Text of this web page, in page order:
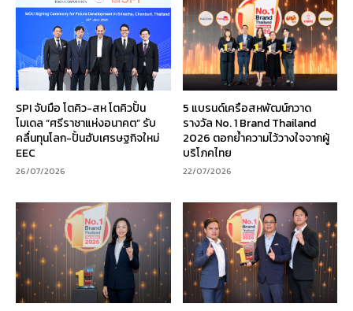
SPI จับมือ โตคิว-สห โตคิวปั้น
โมเดล “ศรีราชาแห่งอนาคต” รับ
คลื่นทุนโลก-ปั้นฮับเศรษฐกิจใหม่
EEC
26/07/2026
5 แบรนด์เครือสหพัฒน์กวาด
รางวัล No. 1 Brand Thailand
2026 ตอกย้ำความไว้วางใจจากผู้
บริโภคไทย
22/07/2026